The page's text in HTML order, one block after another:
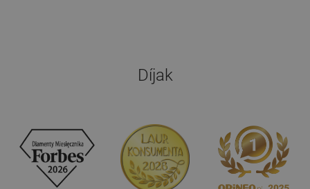
Díjak